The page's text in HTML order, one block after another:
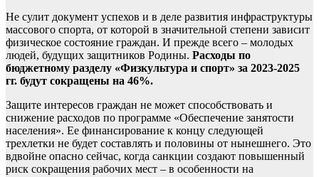
Не сулит документ успехов и в деле развития инфраструктуры
массового спорта, от которой в значительной степени зависит
физическое состояние граждан. И прежде всего – молодых
людей, будущих защитников Родины. Расходы по
бюджетному разделу «Физкультура и спорт» за 2023-2025
гг. будут сокращены на 46%.
Защите интересов граждан не может способствовать и
снижение расходов по программе «Обеспечение занятости
населения». Ее финансирование к концу следующей
трехлетки не будет составлять и половины от нынешнего. Это
вдвойне опасно сейчас, когда санкции создают повышенный
риск сокращения рабочих мест – в особенности на